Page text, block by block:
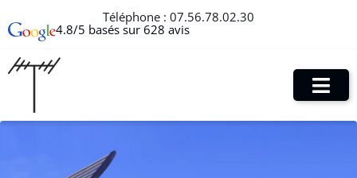
Téléphone : 07.56.78.02.30
4.8/5 basés sur 628 avis